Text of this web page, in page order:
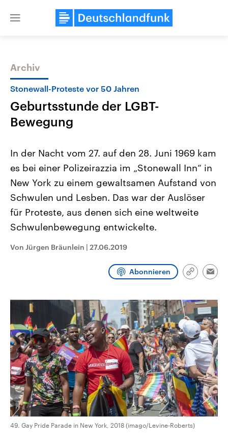
Close
Themen
Landtagswahl Sachsen-Anhalt
2026
Alle Informationen
Sachsen-Anhalt wählt am 6.
September 2026 einen neuen
Landtag. Seit 2021 wird das
Bundesland von einer Koalition aus
CDU, SPD und FDP regiert.-
Umfragen, Prognosen,
Wahlprogramme, aktuelle Berichte
und Kandidaten der anstehenden
Aktuelle Beiträge,
Hintergründe
Wirtschaftlich und
gehören die Vereinigten
den mächtigsten Ländern
mit großem Einfluss auf
Archiv
Stonewall-Proteste vor 50 Jahren
Geburtsstunde der LGBT-
Bewegung
In der Nacht vom 27. auf den 28. Juni 1969 kam
es bei einer Polizeirazzia im „Stonewall Inn“ in
New York zu einem gewaltsamen Aufstand von
Schwulen und Lesben. Das war der Auslöser
für Proteste, aus denen sich eine weltweite
Schwulenbewegung entwickelte.
Von Jürgen Bräunlein | 27.06.2019
Abonnieren
Link
49. Gay Pride Parade in New York, 2018 (imago/Levine-Roberts)